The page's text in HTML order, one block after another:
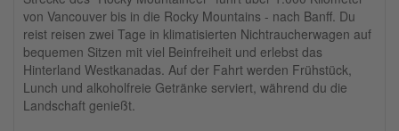
von Vancouver bis in die Rocky Mountains - nach Banff. Du
reist reisen zwei Tage in klimatisierten Nichtraucherwagen auf
bequemen Sitzen mit viel Beinfreiheit und erlebst das
Hinterland Westkanadas. Auf der Fahrt werden Frühstück,
Lunch und alkoholfreie Getränke serviert, während du die
Landschaft genießt.